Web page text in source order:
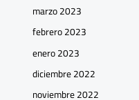
marzo 2023
febrero 2023
enero 2023
diciembre 2022
noviembre 2022